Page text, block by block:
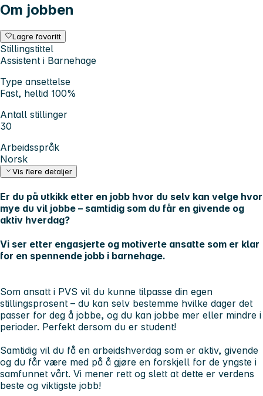
Om jobben
Lagre favoritt
Stillingstittel
Assistent i Barnehage
Type ansettelse
Fast, heltid 100%
Antall stillinger
30
Arbeidsspråk
Norsk
Vis flere detaljer
Er du på utkikk etter en jobb hvor du selv kan velge hvor
mye du vil jobbe – samtidig som du får en givende og
aktiv hverdag?
Vi ser etter engasjerte og motiverte ansatte som er klar
for en spennende jobb i barnehage.
Som ansatt i PVS vil du kunne tilpasse din egen
stillingsprosent – du kan selv bestemme hvilke dager det
passer for deg å jobbe, og du kan jobbe mer eller mindre i
perioder. Perfekt dersom du er student!
Samtidig vil du få en arbeidshverdag som er aktiv, givende
og du får være med på å gjøre en forskjell for de yngste i
samfunnet vårt. Vi mener rett og slett at dette er verdens
beste og viktigste jobb!